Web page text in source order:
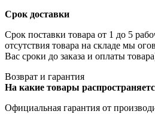
Срок доставки
Срок поставки товара от 1 до 5
отсутствия товара на складе мы
Вас сроки до заказа и оплаты
Возврат и гарантия
На какие товары
Официальная гарантия от